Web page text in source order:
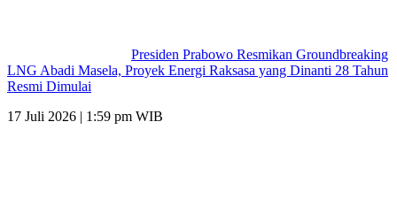
Presiden Prabowo Resmikan Groundbreaking
LNG Abadi Masela, Proyek Energi Raksasa yang Dinanti 28 Tahun
Resmi Dimulai
17 Juli 2026 | 1:59 pm WIB